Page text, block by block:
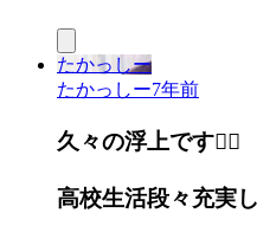
たかっしー
たかっしー7年前
久々の浮上です🙇‍♂️
高校生活段々充実